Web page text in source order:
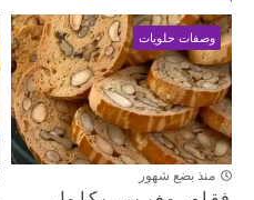
وصفات حلويات
منذ بضع شهور